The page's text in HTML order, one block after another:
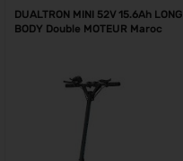
DUALTRON MINI 52V 15.6Ah LONG
BODY Double MOTEUR Maroc